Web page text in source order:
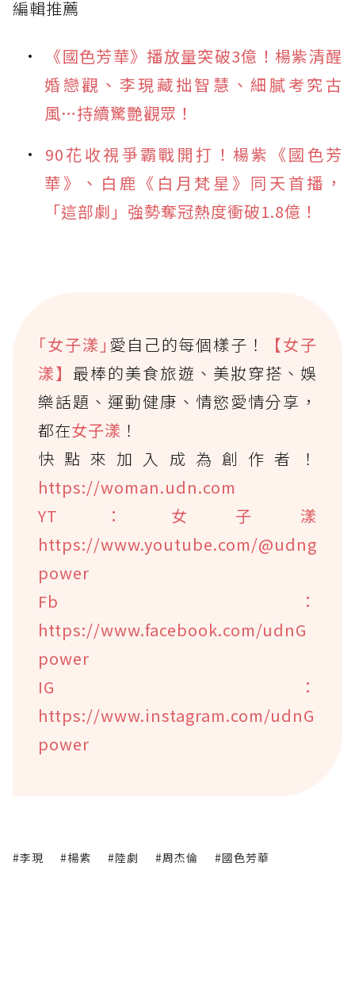
編輯推薦
《國色芳華》播放量突破3億！楊紫清醒
婚戀觀、李現藏拙智慧、細膩考究古
風…持續驚艷觀眾！
90花收視爭霸戰開打！楊紫《國色芳
華》、白鹿《白月梵星》同天首播，
「這部劇」強勢奪冠熱度衝破1.8億！
｢女子漾｣ 愛自己的每個樣子！
【女子
漾】 最棒的美食旅遊、美妝穿搭、娛
樂話題、運動健康、情慾愛情分享，
都在女子漾 ！
快點來加入成為創作者！
https://woman.udn.com
YT：女子漾
https://www.youtube.com/@udng
power
Fb：
https://www.facebook.com/udnG
power
IG：
https://www.instagram.com/udnG
power
#李現 #楊紫 #陸劇 #周杰倫 #國色芳華